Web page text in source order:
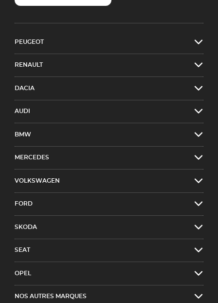
PEUGEOT
RENAULT
DACIA
AUDI
BMW
MERCEDES
VOLKSWAGEN
FORD
SKODA
SEAT
OPEL
NOS AUTRES MARQUES